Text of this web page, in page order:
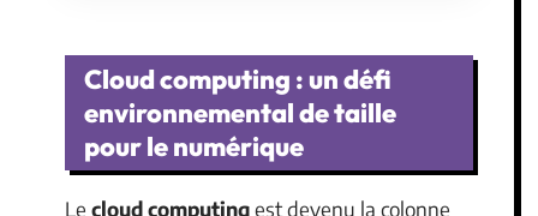
Cloud computing : un défi
environnemental de taille
pour le numérique
Le cloud computingest devenu la colonne